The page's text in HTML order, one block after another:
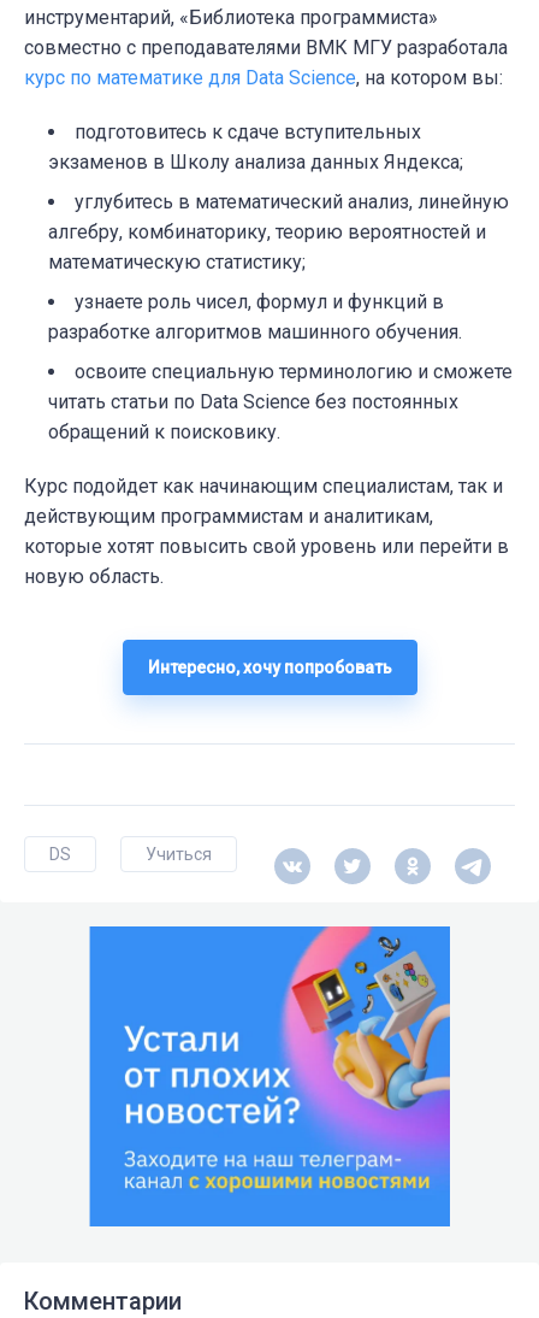
инструментарий, «Библиотека программиста»
совместно с преподавателями ВМК МГУ разработала
курс по математике для Data Science, на котором вы:
подготовитесь к сдаче вступительных
экзаменов в Школу анализа данных Яндекса;
углубитесь в математический анализ, линейную
алгебру, комбинаторику, теорию вероятностей и
математическую статистику;
узнаете роль чисел, формул и функций в
разработке алгоритмов машинного обучения.
освоите специальную терминологию и сможете
читать статьи по Data Science без постоянных
обращений к поисковику.
Курс подойдет как начинающим специалистам, так и
действующим программистам и аналитикам,
которые хотят повысить свой уровень или перейти в
новую область.
Интересно, хочу попробовать
DS Учиться
Комментарии